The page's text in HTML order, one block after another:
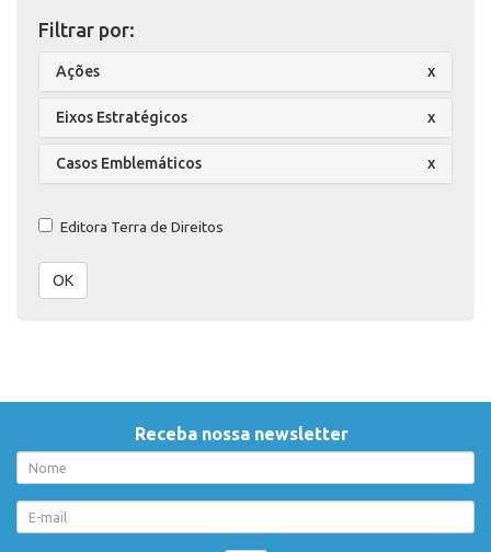
Filtrar por:
Ações x
Eixos Estratégicos x
Casos Emblemáticos x
Editora Terra de Direitos
OK
Receba nossa newsletter